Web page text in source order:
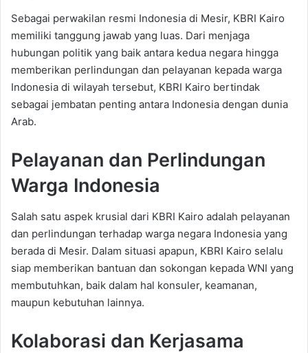
Sebagai perwakilan resmi Indonesia di Mesir, KBRI Kairo
memiliki tanggung jawab yang luas. Dari menjaga
hubungan politik yang baik antara kedua negara hingga
memberikan perlindungan dan pelayanan kepada warga
Indonesia di wilayah tersebut, KBRI Kairo bertindak
sebagai jembatan penting antara Indonesia dengan dunia
Arab.
Pelayanan dan Perlindungan
Warga Indonesia
Salah satu aspek krusial dari KBRI Kairo adalah pelayanan
dan perlindungan terhadap warga negara Indonesia yang
berada di Mesir. Dalam situasi apapun, KBRI Kairo selalu
siap memberikan bantuan dan sokongan kepada WNI yang
membutuhkan, baik dalam hal konsuler, keamanan,
maupun kebutuhan lainnya.
Kolaborasi dan Kerjasama